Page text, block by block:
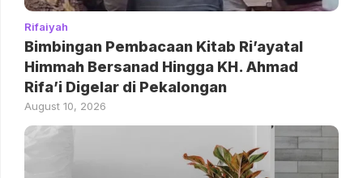
Rifaiyah
Bimbingan Pembacaan Kitab Ri’ayatal
Himmah Bersanad Hingga KH. Ahmad
Rifa’i Digelar di Pekalongan
August 10, 2026